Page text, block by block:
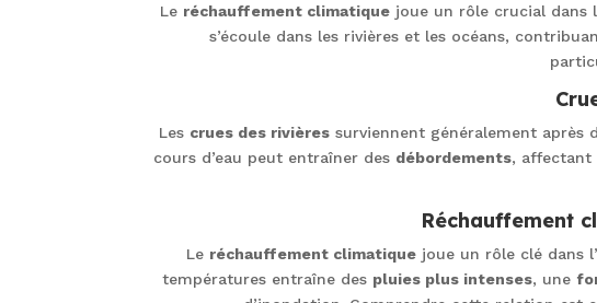
Le réchauffement climatique joue un rôle crucial dans
s’écoule dans les rivières et les océans,
Les crues des rivières surviennent généralement après
cours d’eau peut entraîner des débordements, affectant
Réchauffement
Le réchauffement climatique joue un rôle clé dans
températures entraîne des pluies plus intenses, une